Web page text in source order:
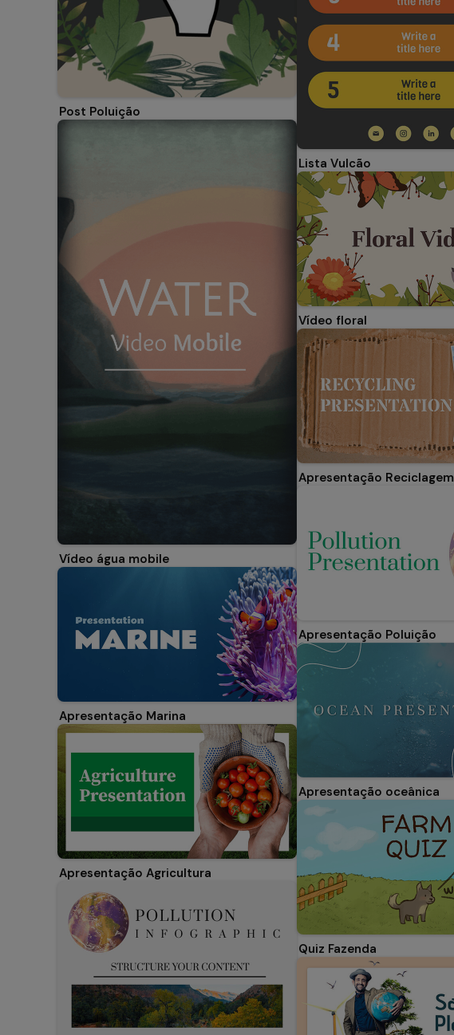
Post Poluição
Vídeo água mobile
Apresentação Marina
Apresentação Agricultura
Lista Vulcão
Vídeo floral
Apresentação Reciclagem
Apresentação Poluição
Apresentação oceânica
Quiz Fazenda